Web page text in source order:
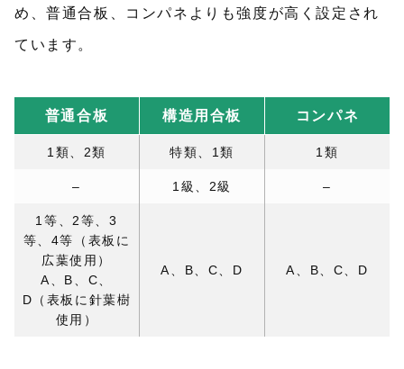
め、普通合板、コンパネよりも強度が高く設定され
ています。
普通合板 構造用合板 コンパネ
1類、2類 特類、1類 1類
– 1級、2級 –
1等、2等、3
等、4等（表板に
広葉使用）
A、B、C、
D（表板に針葉樹
使用）
A、B、C、D A、B、C、D